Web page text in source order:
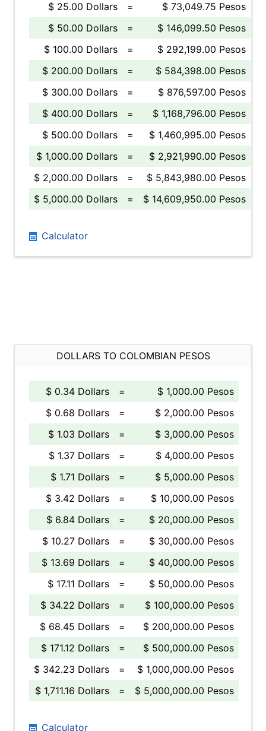
$ 25.00 Dollars
=
$ 73,049.75 Pesos
$ 50.00 Dollars
=
$ 146,099.50 Pesos
$ 100.00 Dollars
=
$ 292,199.00 Pesos
$ 200.00 Dollars
=
$ 584,398.00 Pesos
$ 300.00 Dollars
=
$ 876,597.00 Pesos
$ 400.00 Dollars
=
$ 1,168,796.00 Pesos
$ 500.00 Dollars
=
$ 1,460,995.00 Pesos
$ 1,000.00 Dollars
=
$ 2,921,990.00 Pesos
$ 2,000.00 Dollars
=
$ 5,843,980.00 Pesos
$ 5,000.00 Dollars
= $ 14,609,950.00 Pesos
Calculator
DOLLARS TO COLOMBIAN PESOS
$ 0.34 Dollars =
$ 1,000.00 Pesos
$ 0.68 Dollars
=
$ 2,000.00 Pesos
$ 1.03 Dollars
=
$ 3,000.00 Pesos
$ 1.37 Dollars
=
$ 4,000.00 Pesos
$ 1.71 Dollars
=
$ 5,000.00 Pesos
$ 3.42 Dollars
=
$ 10,000.00 Pesos
$ 6.84 Dollars
=
$ 20,000.00 Pesos
$ 10.27 Dollars
=
$ 30,000.00 Pesos
$ 13.69 Dollars
=
$ 40,000.00 Pesos
$ 17.11 Dollars
=
$ 50,000.00 Pesos
$ 34.22 Dollars
=
$ 100,000.00 Pesos
$ 68.45 Dollars
=
$ 200,000.00 Pesos
$ 171.12 Dollars
=
$ 500,000.00 Pesos
$ 342.23 Dollars
=
$ 1,000,000.00 Pesos
$ 1,711.16 Dollars
= $ 5,000,000.00 Pesos
Calculator